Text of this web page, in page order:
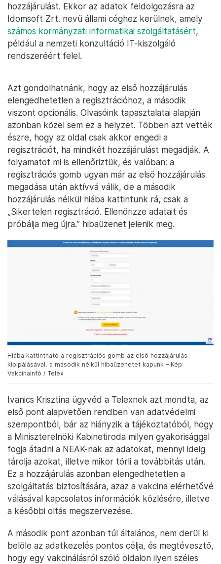
hozzájárulást. Ekkor az adatok feldolgozásra az
Idomsoft Zrt. nevű állami céghez kerülnek, amely
számos kormányzati informatikai szolgáltatásért,
például a nemzeti konzultáció IT-kiszolgáló
rendszeréért felel.
Azt gondolhatnánk, hogy az első hozzájárulás
elengedhetetlen a regisztrációhoz, a második
viszont opcionális. Olvasóink tapasztalatai alapján
azonban közel sem ez a helyzet. Többen azt vették
észre, hogy az oldal csak akkor engedi a
regisztrációt, ha mindkét hozzájárulást megadják. A
folyamatot mi is ellenőriztük, és valóban: a
regisztrációs gomb ugyan már az első hozzájárulás
megadása után aktívvá válik, de a második
hozzájárulás nélkül hiába kattintunk rá, csak a
„Sikertelen regisztráció. Ellenőrizze adatait és
próbálja meg újra.” hibaüzenet jelenik meg.
Hiába kattintható a regisztrációs gomb az első hozzájárulás
kipipálásával, a második nélkül hibaüzenetet kapunk – Kép:
Vakcinainfó / Telex
Ivanics Krisztina ügyvéd a Telexnek azt mondta, az
első pont alapvetően rendben van adatvédelmi
szempontból, bár az hiányzik a tájékoztatóból, hogy
a Miniszterelnöki Kabinetiroda milyen gyakorisággal
fogja átadni a NEAK-nak az adatokat, mennyi ideig
tárolja azokat, illetve mikor törli a továbbítás után.
Ez a hozzájárulás azonban elengedhetetlen a
szolgáltatás biztosítására, azaz a vakcina elérhetővé
válásával kapcsolatos információk közlésére, illetve
a későbbi oltás megszervezése.
A második pont azonban túl általános, nem derül ki
belőle az adatkezelés pontos célja, és megtévesztő,
hogy egy vakcinálásról szóló oldalon ilyen széles